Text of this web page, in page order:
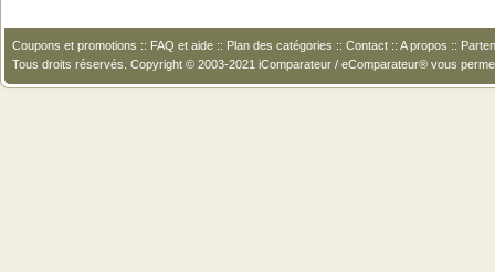
Coupons et promotions :: FAQ et aide :: Plan des catégories :: Contact :: A propos ::
Tous droits réservés. Copyright © 2003-2021 iComparateur / eComparateur® vous